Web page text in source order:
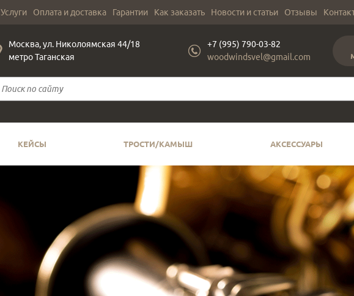
Услуги Оплата и доставка Гарантии Как заказать Новости и статьи Отзывы
Москва, ул. Николоямская 44/18
метро Таганская
+7 (995) 790-03-82
woodwindsvel@gmail.com
КЕЙСЫ ТРОСТИ/КАМЫШ АКСЕССУАРЫ